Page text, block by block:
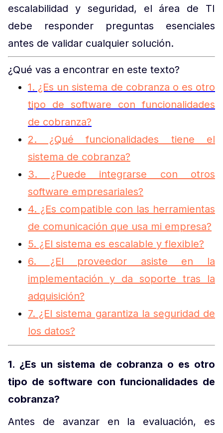
escalabilidad y seguridad, el área de TI
debe responder preguntas esenciales
antes de validar cualquier solución.
¿Qué vas a encontrar en este texto?
1. ¿Es un sistema de cobranza o es otro
tipo de software con funcionalidades
de cobranza?
2. ¿Qué funcionalidades tiene el
sistema de cobranza?
3. ¿Puede integrarse con otros
software empresariales?
4. ¿Es compatible con las herramientas
de comunicación que usa mi empresa?
5. ¿El sistema es escalable y flexible?
6. ¿El proveedor asiste en la
implementación y da soporte tras la
adquisición?
7. ¿El sistema garantiza la seguridad de
los datos?
1. ¿Es un sistema de cobranza o es otro
tipo de software con funcionalidades de
cobranza?
Antes de avanzar en la evaluación, es